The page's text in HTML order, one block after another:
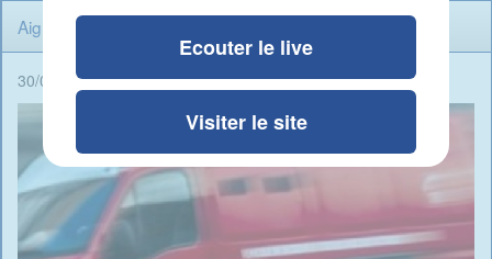
Ecouter le live
Visiter le site
Aiglemont : collision entre deux véhicules , deux blessés
30/06/2025 - 14:47 -Rédigé par René Ait Braham